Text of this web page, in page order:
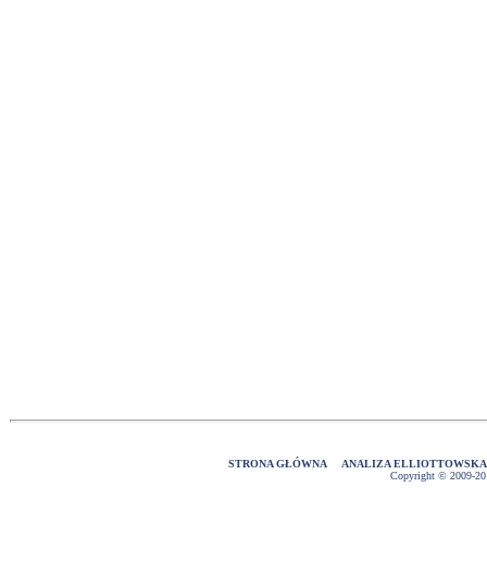
STRONA GŁÓWNA
ANALIZA ELLIOTTOWSKA
Copyright © 2009-